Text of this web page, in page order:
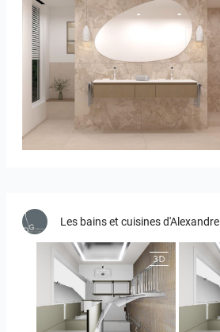
Les bains et cuisines d'Alexandre